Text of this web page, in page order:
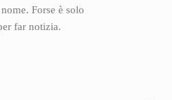
Forse è solo
far notizia.